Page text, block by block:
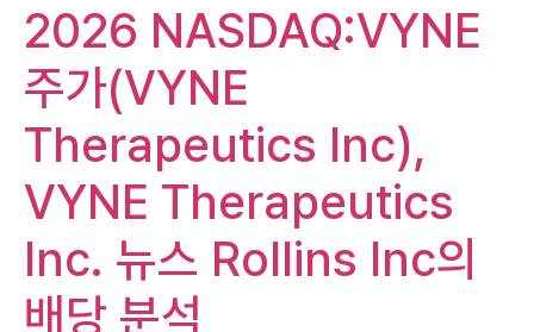
2026 NASDAQ:VYNE
주가(VYNE
Therapeutics Inc),
VYNE Therapeutics
Inc. 뉴스 Rollins Inc의
배당 분석